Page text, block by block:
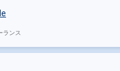
ランス